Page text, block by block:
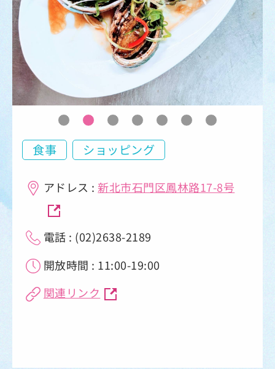
食事 ショッピング
アドレス :新北市石門区鳳林路17-8号
電話 : (02)2638-2189
開放時間 : 11:00-19:00
関連リンク